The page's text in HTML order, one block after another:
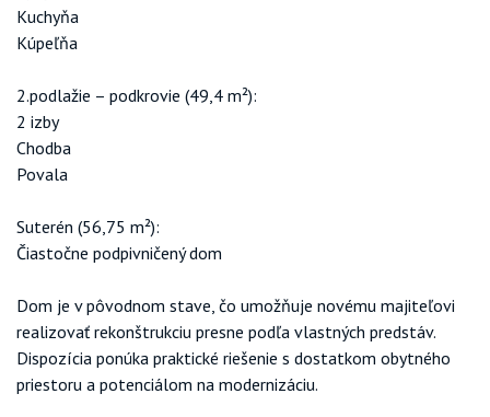
Kuchyňa
Kúpeľňa
2.podlažie – podkrovie (49,4 m²):
2 izby
Chodba
Povala
Suterén (56,75 m²):
Čiastočne podpivničený dom
Dom je v pôvodnom stave, čo umožňuje novému majiteľovi
realizovať rekonštrukciu presne podľa vlastných predstáv.
Dispozícia ponúka praktické riešenie s dostatkom obytného
priestoru a potenciálom na modernizáciu.